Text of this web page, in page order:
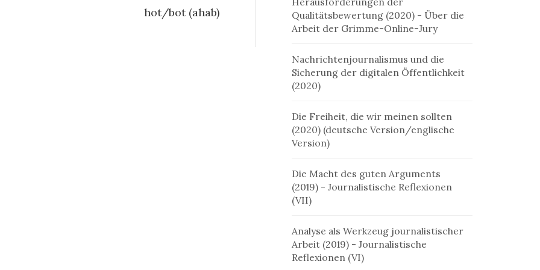
hot/bot (ahab)
Qualitätsbewertung (2020) - Über die
Arbeit der Grimme-Online-Jury
Nachrichtenjournalismus und die
Sicherung der digitalen Öffentlichkeit
(2020)
Die Freiheit, die wir meinen sollten
(2020) (deutsche Version/englische
Version)
Die Macht des guten Arguments
(2019) - Journalistische Reflexionen
(VII)
Analyse als Werkzeug journalistischer
Arbeit (2019) - Journalistische
Reflexionen (VI)